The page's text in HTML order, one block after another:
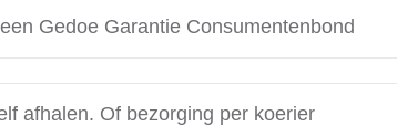
Gedoe Garantie Consumentenbond
afhalen. Of bezorging per koerier